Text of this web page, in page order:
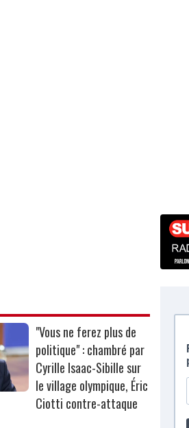
"Vous ne ferez plus de
politique" : chambré par
Cyrille Isaac-Sibille sur
le village olympique, Éric
Ciotti contre-attaque